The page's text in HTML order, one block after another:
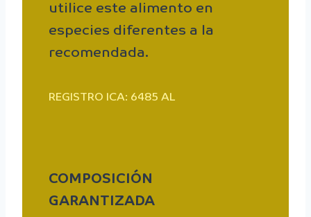
utilice este alimento en
especies diferentes a la
recomendada.
REGISTRO ICA: 6485 AL
COMPOSICIÓN
GARANTIZADA